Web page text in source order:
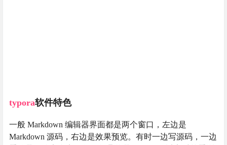
typora软件特色
一般 Markdown 编辑器界面都是两个窗口，左边是
Markdown 源码，右边是效果预览。有时一边写源码，一边